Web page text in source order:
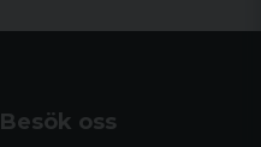
Besök oss